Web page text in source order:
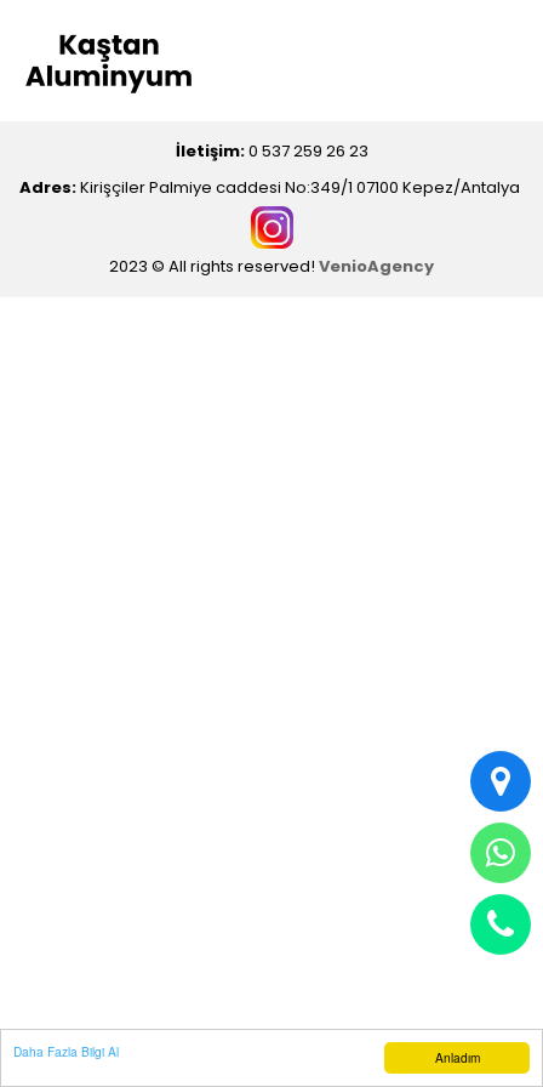
Anladım
Daha Fazla Bilgi Al
İletişim:0 537 259 26 23
Adres:Kirişçiler Palmiye caddesi No:349/1 07100 Kepez/Antalya
2023 © All rights reserved! VenioAgency